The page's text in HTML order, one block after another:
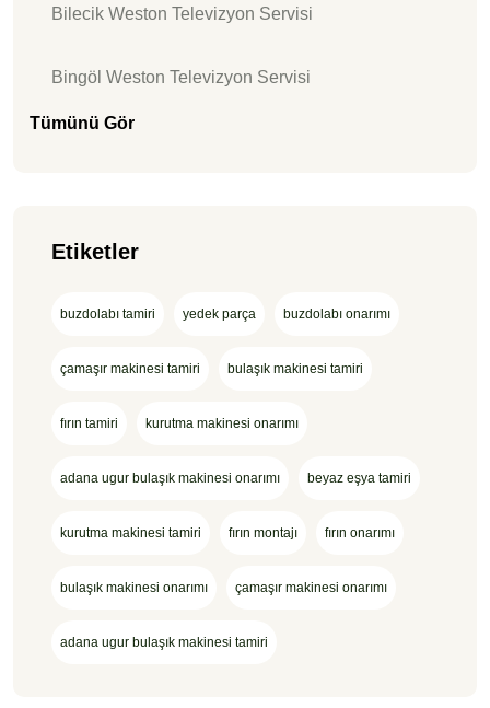
Bilecik Weston Televizyon Servisi
Bingöl Weston Televizyon Servisi
Tümünü Gör
Etiketler
buzdolabı tamiri yedek parça buzdolabı onarımı
çamaşır makinesi tamiri bulaşık makinesi tamiri
fırın tamiri kurutma makinesi onarımı
adana ugur bulaşık makinesi onarımı beyaz eşya tamiri
kurutma makinesi tamiri fırın montajı fırın onarımı
bulaşık makinesi onarımı çamaşır makinesi onarımı
adana ugur bulaşık makinesi tamiri